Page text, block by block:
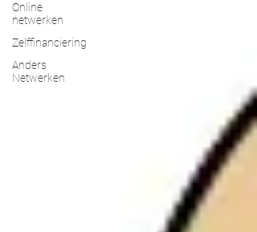
Online
netwerken
Zelffinanciering
Anders
Netwerken